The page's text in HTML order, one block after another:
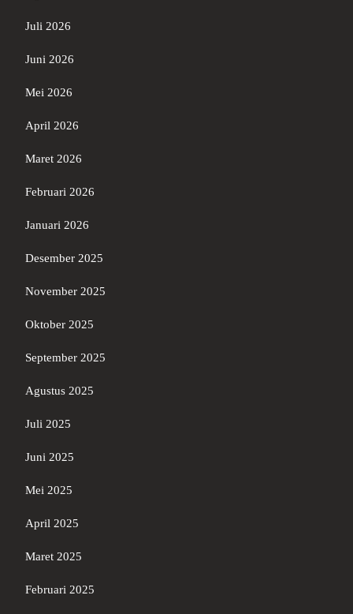
Juli 2026
Juni 2026
Mei 2026
April 2026
Maret 2026
Februari 2026
Januari 2026
Desember 2025
November 2025
Oktober 2025
September 2025
Agustus 2025
Juli 2025
Juni 2025
Mei 2025
April 2025
Maret 2025
Februari 2025